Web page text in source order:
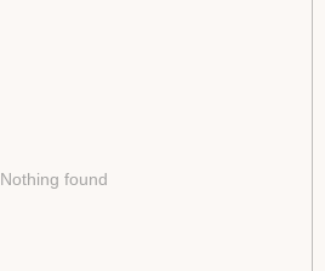
Nothing found